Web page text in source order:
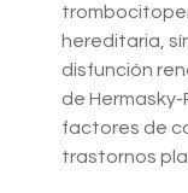
hereditaria,
disfunción
de
factores de
trastornos